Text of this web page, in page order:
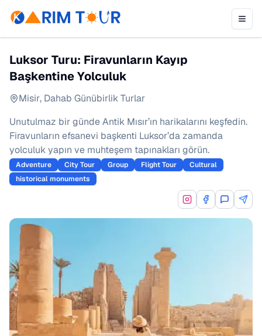
Luksor Turu: Firavunların Kayıp
Başkentine Yolculuk
Misir, Dahab Günübirlik Turlar
Unutulmaz bir günde Antik Mısır’ın harikalarını keşfedin.
Firavunların efsanevi başkenti Luksor’da zamanda
yolculuk yapın ve muhteşem tapınakları görün.
Adventure City Tour Group Flight Tour
Cultural
historical monuments